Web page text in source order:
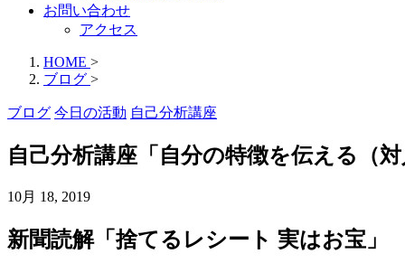
お問い合わせ
アクセス
HOME >
ブログ >
ブログ 今日の活動 自己分析講座
自己分析講座「自分の特徴を伝える（
10月 18, 2019
新聞読解「捨てるレシート 実はお宝」